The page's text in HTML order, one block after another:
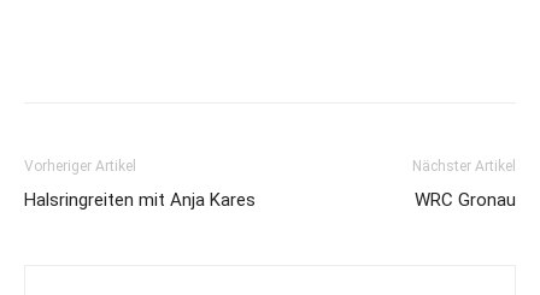
Vorheriger Artikel
Halsringreiten mit Anja Kares
Nächster Artikel
WRC Gronau